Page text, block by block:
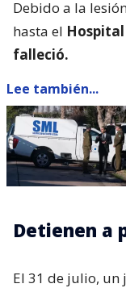
Debido a la
hasta el
falleció.
Lee también...
Detienen a
El 31 de julio, un